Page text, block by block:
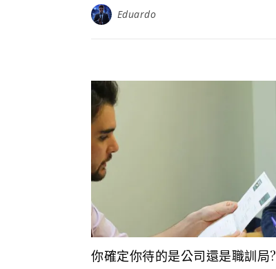
Eduardo
你確定你待的是公司還是職訓局?